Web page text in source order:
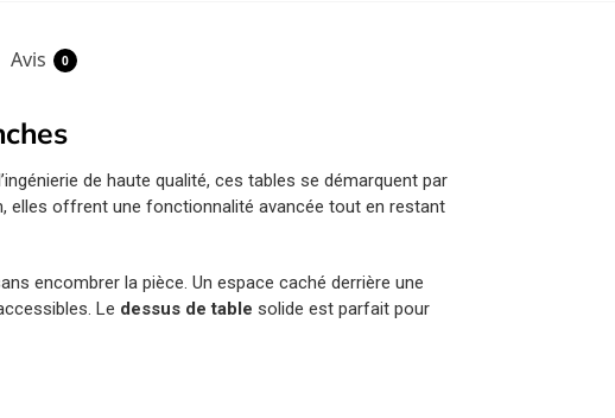
Avis 0
de haute qualité, ces tables se démarquent par
elles offrent une fonctionnalité avancée tout en restant
encombrer la pièce. Un espace caché derrière une
Le dessus de table solide est parfait pour